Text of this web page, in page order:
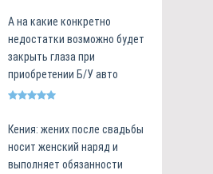
А на какие конкретно
недостатки возможно будет
закрыть глаза при
приобретении Б/У авто
Кения: жених после свадьбы
носит женский наряд и
выполняет обязанности